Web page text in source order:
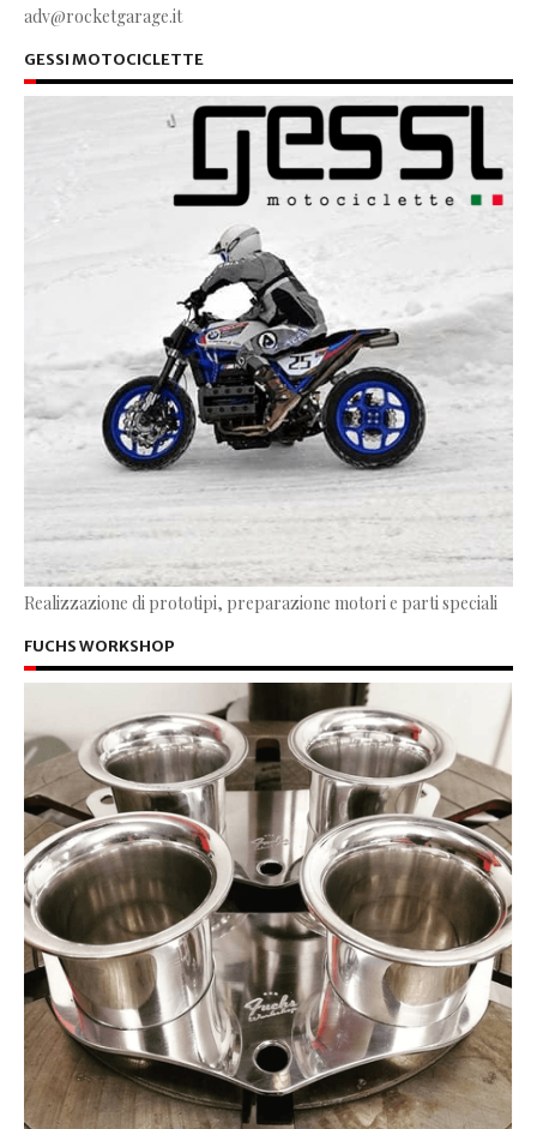
adv@rocketgarage.it
GESSI MOTOCICLETTE
Realizzazione di prototipi, preparazione motori e parti speciali
FUCHS WORKSHOP